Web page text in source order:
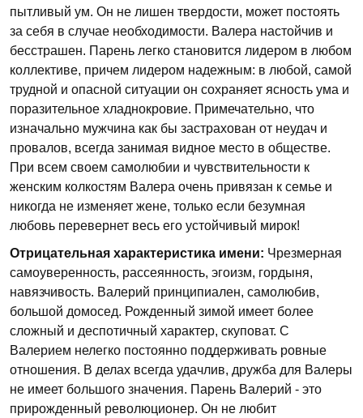
пытливый ум. Он не лишен твердости, может постоять
за себя в случае необходимости. Валера настойчив и
бесстрашен. Парень легко становится лидером в любом
коллективе, причем лидером надеж­ным: в любой, самой
трудной и опасной ситуации он сохраняет ясность ума и
поразительное хладнокровие. Примечательно, что
изначально мужчина как бы застрахован от неудач и
провалов, все­гда занимая видное место в обществе.
При всем своем самолюбии и чувствительности к
женским колкостям Валера очень привязан к семье и
никогда не изменяет жене, только если безумная
любовь перевернет весь его устойчивый мирок!
Отрицательная характеристика имени: Чрезмерная
самоуверенность, рассеянность, эгоизм, гордыня,
навязчивость. Валерий принципиален, самолюбив,
большой домосед. Рожденный зимой имеет более
сложный и деспотичный характер, скуповат. С
Валерием нелегко постоянно поддерживать ровные
отношения. В делах всегда удачлив, дружба для Валеры
не имеет большого значения. Парень Валерий - это
прирожденный революционер. Он не любит